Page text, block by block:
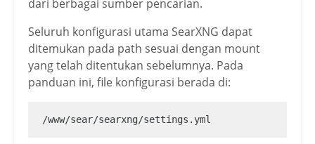
dari berbagai sumber pencarian.
Seluruh konfigurasi utama SearXNG dapat
ditemukan pada path sesuai dengan mount
yang telah ditentukan sebelumnya. Pada
panduan ini, file konfigurasi berada di:
/www/sear/searxng/settings.yml